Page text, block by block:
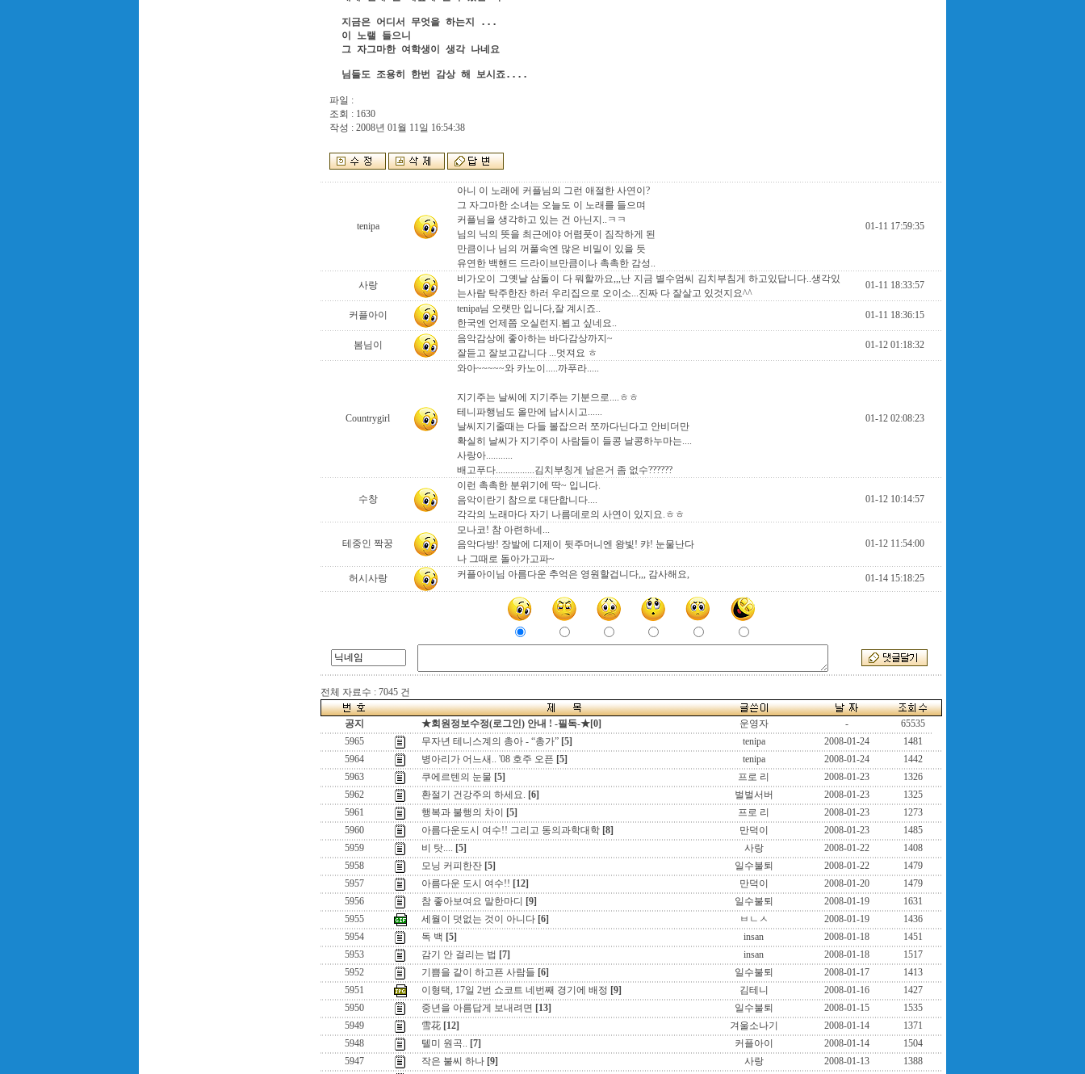
지금은 어디서 무엇을 하는지 ...
이 노랠 들으니
그 자그마한 여학생이 생각 나네요
님들도 조용히 한번 감상 해 보시죠....
파일 :
조회 : 1630
작성 : 2008년 01월 11일 16:54:38
tenipa
아니 이 노래에 커플님의 그런 애절한 사연이?
그 자그마한 소녀는 오늘도 이 노래를 들으며
커플님을 생각하고 있는 건 아닌지..ㅋㅋ
님의 닉의 뜻을 최근에야 어렴풋이 짐작하게 된
만큼이나 님의 꺼풀속엔 많은 비밀이 있을 듯
유연한 백핸드 드라이브만큼이나 촉촉한 감성..
01-11 17:59:35
사랑
비가오이 그옛날 삼돌이 다 뭐할까요,,,난 지금 별수엄씨 김치부침게 하고있답니다..생각있
는사람 탁주한잔 하러 우리집으로 오이소...진짜 다 잘살고 있것지요^^
01-11 18:33:57
커플아이
tenipa님 오랫만 입니다,잘 계시죠..
한국엔 언제쯤 오실런지.뵙고 싶네요..
01-11 18:36:15
봄님이
음악감상에 좋아하는 바다감상까지~
잘듣고 잘보고갑니다 ...멋져요 ㅎ
01-12 01:18:32
Countrygirl
와아~~~~~와 카노이.....까푸라.....
지기주는 날씨에 지기주는 기분으로....ㅎㅎ
테니파행님도 올만에 납시시고......
날씨지기줄때는 다들 볼잡으러 쪼까다닌다고 안비더만
확실히 날씨가 지기주이 사람들이 들콩 날콩하누마는....
사랑아...........
배고푸다................김치부칭게 남은거 좀 없수??????
01-12 02:08:23
수창
이런 촉촉한 분위기에 딱~ 입니다.
음악이란기 참으로 대단합니다....
각각의 노래마다 자기 나름데로의 사연이 있지요.ㅎㅎ
01-12 10:14:57
테중인 짝꿍
모나코! 참 아련하네...
음악다방! 장발에 디제이 뒷주머니엔 왕빛! 캬! 눈물난다
나 그때로 돌아가고파~
01-12 11:54:00
허시사랑 커플아이님 아름다운 추억은 영원할겁니다,,, 감사해요, 01-14 15:18:25
전체 자료수 : 7045 건
공지 ★회원정보수정(로그인) 안내 ! -필독-★[0] 운영자 -
65535
5965
무자년 테니스계의 총아 - “총가” [5] tenipa 2008-01-24
1481
5964
병아리가 어느새.. '08 호주 오픈 [5] tenipa 2008-01-24
1442
5963
쿠에르텐의 눈물 [5] 프로 리 2008-01-23
1326
5962
환절기 건강주의 하세요. [6] 벌벌서버 2008-01-23
1325
5961
행복과 불행의 차이 [5] 프로 리 2008-01-23
1273
5960
아름다운도시 여수!! 그리고 동의과학대학 [8] 만덕이 2008-01-23
1485
5959
비 탓.... [5] 사랑 2008-01-22
1408
5958
모닝 커피한잔 [5] 일수불퇴 2008-01-22
1479
5957
아름다운 도시 여수!! [12] 만덕이 2008-01-20
1479
5956
참 좋아보여요 말한마디 [9] 일수불퇴 2008-01-19
1631
5955
세월이 덧없는 것이 아니다 [6] ㅂㄴㅅ 2008-01-19
1436
5954
독 백 [5] insan 2008-01-18
1451
5953
감기 안 걸리는 법 [7] insan 2008-01-18
1517
5952
기쁨을 같이 하고픈 사람들 [6] 일수불퇴 2008-01-17
1413
5951
이형택, 17일 2번 쇼코트 네번째 경기에 배정 [9] 김테니 2008-01-16
1427
5950
중년을 아름답게 보내려면 [13] 일수불퇴 2008-01-15
1535
5949
雪花 [12] 겨울소나기 2008-01-14
1371
5948
텔미 원곡.. [7] 커플아이 2008-01-14
1504
5947
작은 불씨 하나 [9] 사랑 2008-01-13
1388